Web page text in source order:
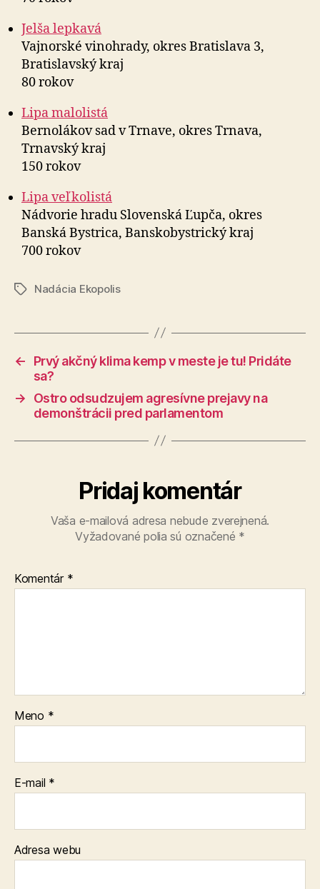
Jelša lepkavá
Vajnorské vinohrady, okres Bratislava 3,
Bratislavský kraj
80 rokov
Lipa malolistá
Bernolákov sad v Trnave, okres Trnava,
Trnavský kraj
150 rokov
Lipa veľkolistá
Nádvorie hradu Slovenská Ľupča, okres
Banská Bystrica, Banskobystrický kraj
700 rokov
ZnačkyNadácia Ekopolis
←
Prvý akčný klima kemp v meste je tu! Pridáte
sa?
→
Ostro odsudzujem agresívne prejavy na
demonštrácii pred parlamentom
Pridaj komentár
Vaša e-mailová adresa nebude zverejnená.
Vyžadované polia sú označené *
Komentár *
Meno *
E-mail *
Adresa webu